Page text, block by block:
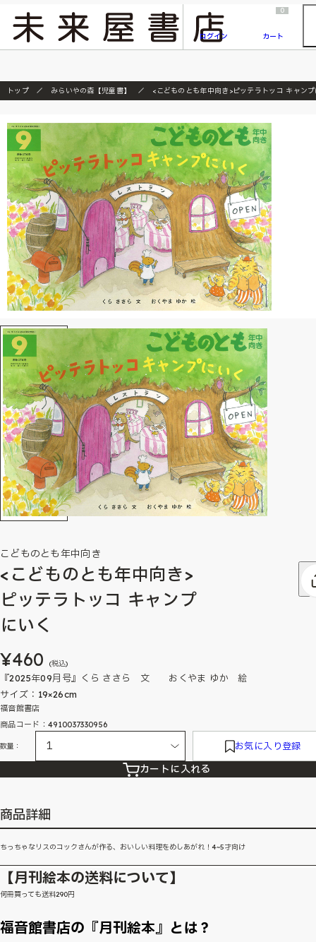
『ONE PIECE magazine 021 ONE PIECEカード付き同梱版』発売延期のご案内
ログイン
0
カート
トップ みらいやの森【児童書】 <こどものとも年中向き>ピッテラトッコ キャン
こどものとも年中向き
<こどものとも年中向き>
ピッテラトッコ キャンプ
にいく
¥460 (税込)
『2025年09月号』くら ささら 文 おくやま ゆか 絵
サイズ：19×26cm
福音館書店
商品コード：4910037330956
数量： お気に入り登録
カートに入れる
商品詳細
ちっちゃなリスのコックさんが作る、おいしい料理をめしあがれ！4~5才向け
【月刊絵本の送料について】
何冊買っても送料290円
福音館書店の『月刊絵本』とは？